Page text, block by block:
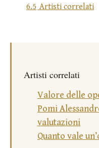
6.5 Artisti correlati
Artisti correlati
Valore delle
Pomi
valutazioni
Quanto vale